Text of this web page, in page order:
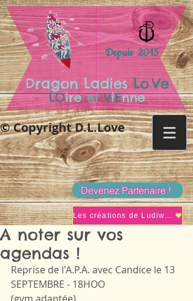
Dragon Ladies Lo.Ve
LOire et ViEnne
Depuis 2015
© Copyright D.L.Love
Devenez Partenaire !
Les créations de Ludiwine
A noter sur vos
agendas !
Reprise de l'A.P.A. avec Candice le 13
SEPTEMBRE - 18HOO